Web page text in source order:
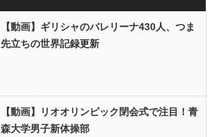
【動画】ギリシャのバレリーナ430人、つま
先立ちの世界記録更新
【動画】リオオリンピック閉会式で注目！青
森大学男子新体操部